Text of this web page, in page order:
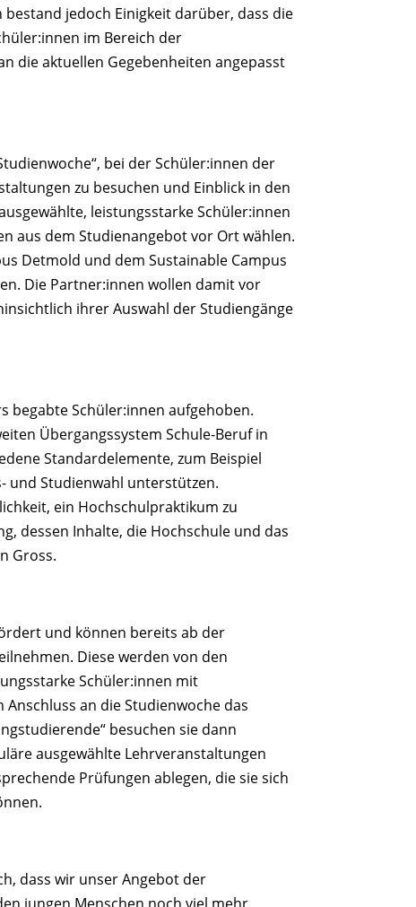
jedoch Einigkeit darüber, dass die
im Bereich der
die aktuellen Gegebenheiten angepasst
bei der Schüler:innen der
zu besuchen und Einblick in den
leistungsstarke Schüler:innen
aus dem Studienangebot vor Ort wählen.
Detmold und dem Sustainable Campus
Die Partner:innen wollen damit vor
ihrer Auswahl der Studiengänge
begabte Schüler:innen aufgehoben.
Übergangssystem Schule-Beruf in
Standardelemente, zum Beispiel
und Studienwahl unterstützen.
ein Hochschulpraktikum zu
dessen Inhalte, die Hochschule und das
Gross.
und können bereits ab der
Diese werden von den
Schüler:innen mit
an die Studienwoche das
besuchen sie dann
ausgewählte Lehrveranstaltungen
Prüfungen ablegen, die sie sich
dass wir unser Angebot der
jungen Menschen noch viel mehr